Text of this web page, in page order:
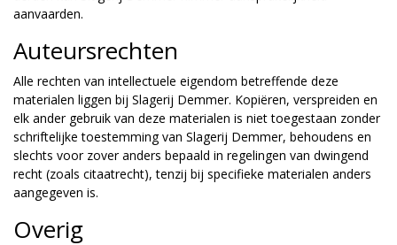
aanvaarden.
Auteursrechten
Alle rechten van intellectuele eigendom betreffende deze
materialen liggen bij Slagerij Demmer. Kopiëren, verspreiden en
elk ander gebruik van deze materialen is niet toegestaan zonder
schriftelijke toestemming van Slagerij Demmer, behoudens en
slechts voor zover anders bepaald in regelingen van dwingend
recht (zoals citaatrecht), tenzij bij specifieke materialen anders
aangegeven is.
Overig